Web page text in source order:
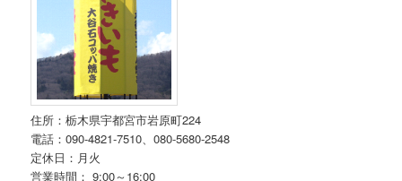
住所：栃木県宇都宮市岩原町224
電話：090-4821-7510、080-5680-2548
定休日：月火
営業時間： 9:00～16:00